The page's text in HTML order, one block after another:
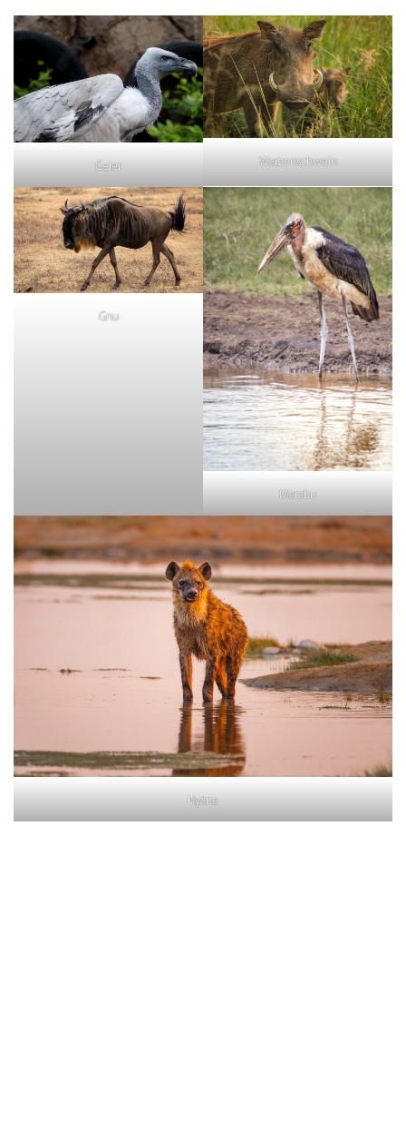
Geier Warzenschwein
Gnu
Marabu
Hyäne